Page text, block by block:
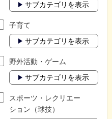
サブカテゴリを表示
子育て
サブカテゴリを表示
野外活動・ゲーム
サブカテゴリを表示
スポーツ・レクリエー
ション（球技）